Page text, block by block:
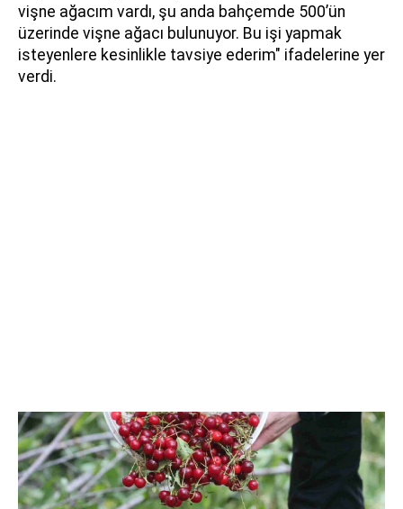
vişne ağacım vardı, şu anda bahçemde 500’ün
üzerinde vişne ağacı bulunuyor. Bu işi yapmak
isteyenlere kesinlikle tavsiye ederim" ifadelerine yer
verdi.